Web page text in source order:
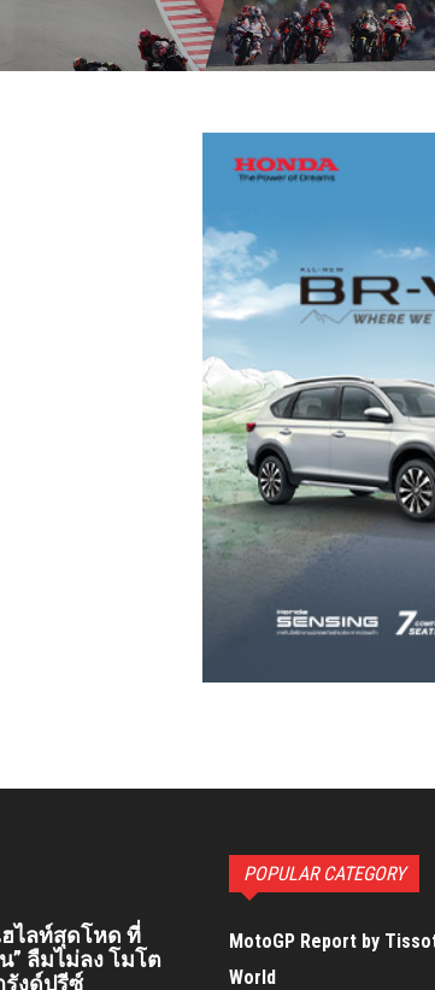
ไลท์สุดโหด ที่
” ลืมไม่ลง โมโต
รังด์ปรีซ์
POPULAR CATEGORY
MotoGP Report by
World